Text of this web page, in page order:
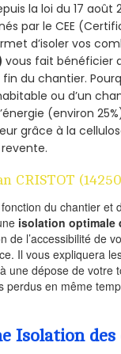
la loi du 17 août
par le CEE
d’isoler vos
vous fait bénéficier
du chantier.
ou d’un
(environ
grâce à la
CRISTOT
du chantier
isolation optimale
de l’accessibilité de
Il vous expliquera
une dépose de votre
perdus en même
Isolation des